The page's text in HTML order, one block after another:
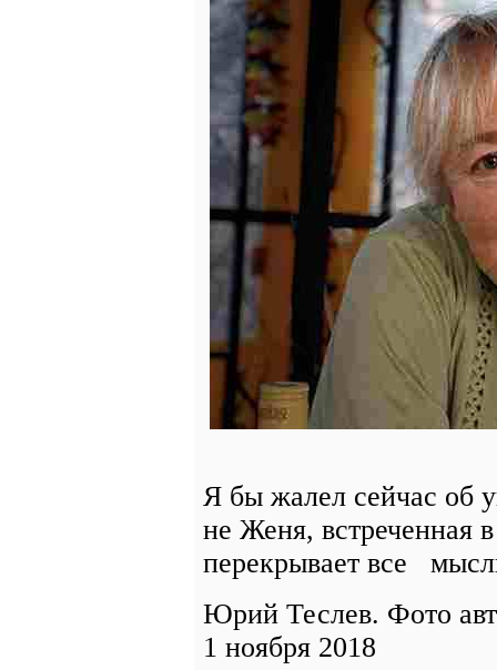
Я бы жалел сейчас об
не Женя, встреченная
перекрывает все
Юрий Теслев. Фото
1 ноября 2018